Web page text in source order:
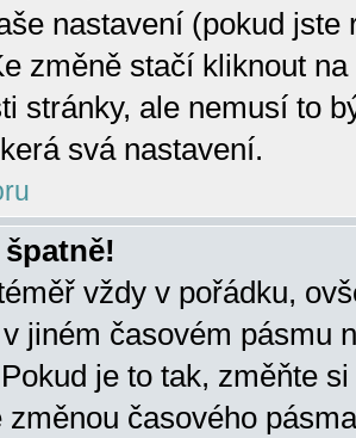
nastavení (pokud
změně stačí kliknout
stránky, ale nemusí to
svá nastavení.
vždy v pořádku,
jiném časovém pásmu
je to tak, změňte
časového